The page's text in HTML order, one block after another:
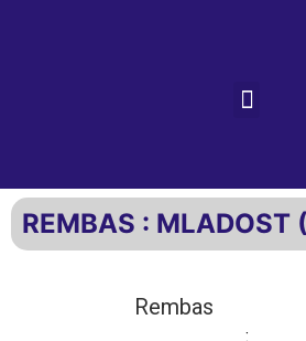
REMBAS : MLADOST
Rembas
: